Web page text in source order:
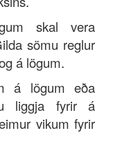
skal vera
sömu reglur
á lögum.
á lögum eða
liggja fyrir á
vikum fyrir